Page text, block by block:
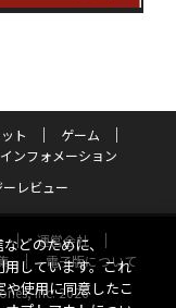
ト
ゲーム
インフォメーション
レビュー
運営会社
電子版について
Inc. 2026
どのために、
しています。これ
使用に同意したこ